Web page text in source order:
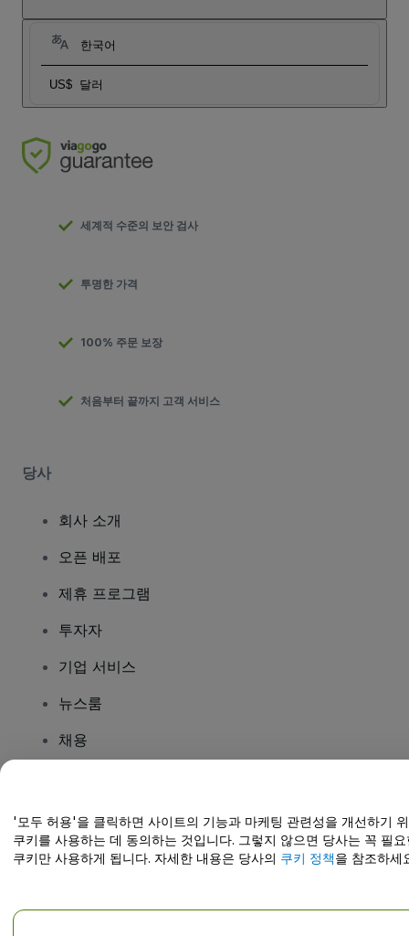
한국어
US$ 달러
세계적 수준의 보안 검사
투명한 가격
100% 주문 보장
처음부터 끝까지 고객 서비스
당사
회사 소개
오픈 배포
제휴 프로그램
투자자
기업 서비스
뉴스룸
채용
도움말 센터 / 문의하기
'모두 허용'을 클릭하면 사이트의 기능과 마케팅 관련성을 개선하기
쿠키를 사용하는 데 동의하는 것입니다. 그렇지 않으면 당사는 꼭 필요
쿠키만 사용하게 됩니다. 자세한 내용은 당사의 쿠키 정책을 참조하세